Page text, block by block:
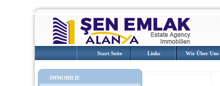
Start Seite Links Wir Über Uns
IMMOBILIE